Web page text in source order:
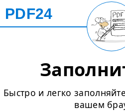
PDF24
Быстро и легко
вашем